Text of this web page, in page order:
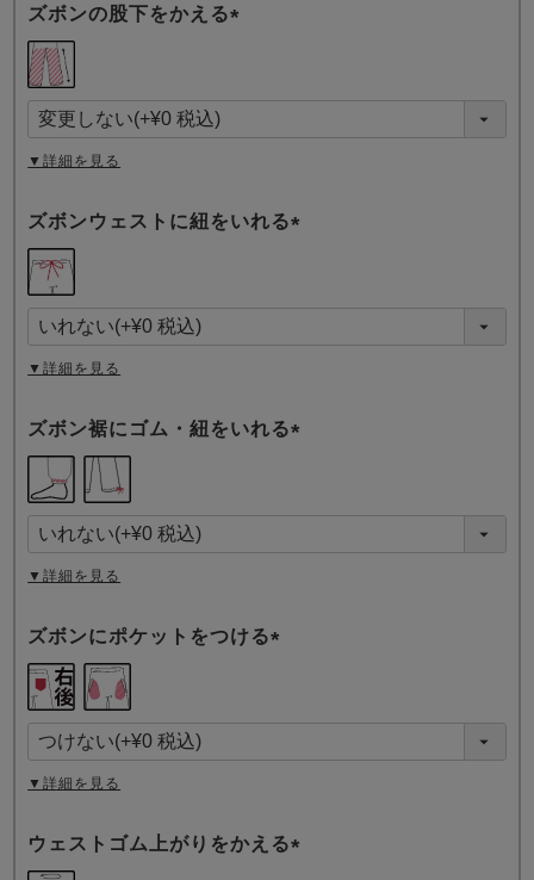
ズボンの股下をかえる
須
)
▼詳細を見る
ズボンウェストに紐をいれる
須
)
▼詳細を見る
ズボン裾にゴム・紐をいれる
須
)
▼詳細を見る
ズボンにポケットをつける
須
)
▼詳細を見る
ウェストゴム上がりをかえる